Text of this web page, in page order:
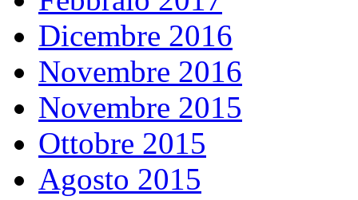
Dicembre 2016
Novembre 2016
Novembre 2015
Ottobre 2015
Agosto 2015